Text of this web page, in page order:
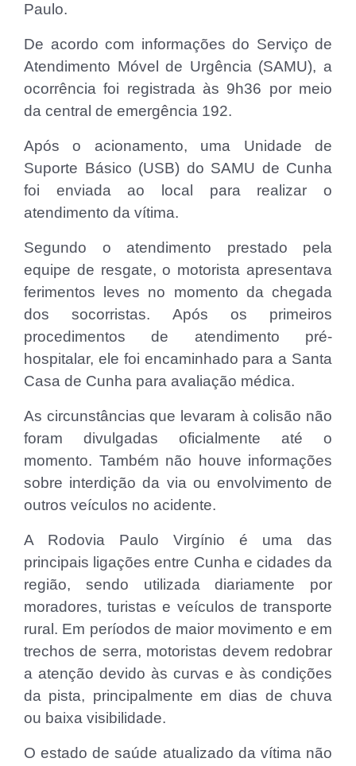
Paulo.
De acordo com informações do Serviço de
Atendimento Móvel de Urgência (SAMU), a
ocorrência foi registrada às 9h36 por meio
da central de emergência 192.
Após o acionamento, uma Unidade de
Suporte Básico (USB) do SAMU de Cunha
foi enviada ao local para realizar o
atendimento da vítima.
Segundo o atendimento prestado pela
equipe de resgate, o motorista apresentava
ferimentos leves no momento da chegada
dos socorristas. Após os primeiros
procedimentos de atendimento pré-
hospitalar, ele foi encaminhado para a Santa
Casa de Cunha para avaliação médica.
As circunstâncias que levaram à colisão não
foram divulgadas oficialmente até o
momento. Também não houve informações
sobre interdição da via ou envolvimento de
outros veículos no acidente.
A Rodovia Paulo Virgínio é uma das
principais ligações entre Cunha e cidades da
região, sendo utilizada diariamente por
moradores, turistas e veículos de transporte
rural. Em períodos de maior movimento e em
trechos de serra, motoristas devem redobrar
a atenção devido às curvas e às condições
da pista, principalmente em dias de chuva
ou baixa visibilidade.
O estado de saúde atualizado da vítima não